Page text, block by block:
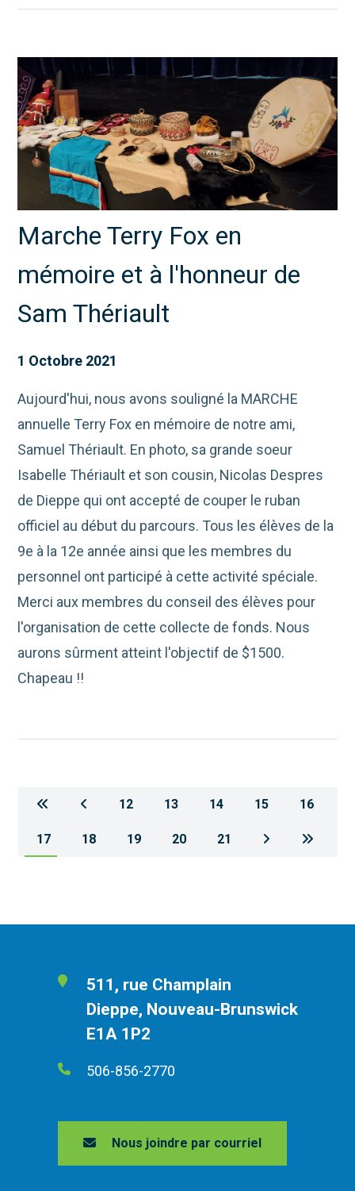
Marche Terry Fox en
mémoire et à l'honneur de
Sam Thériault
1 Octobre 2021
Aujourd'hui, nous avons souligné la MARCHE
annuelle Terry Fox en mémoire de notre ami,
Samuel Thériault. En photo, sa grande soeur
Isabelle Thériault et son cousin, Nicolas Despres
de Dieppe qui ont accepté de couper le ruban
officiel au début du parcours. Tous les élèves de la
9e à la 12e année ainsi que les membres du
personnel ont participé à cette activité spéciale.
Merci aux membres du conseil des élèves pour
l'organisation de cette collecte de fonds. Nous
aurons sûrment atteint l'objectif de $1500.
Chapeau !!
12 13 14 15 16
17 18 19 20 21
511, rue Champlain
Dieppe, Nouveau-Brunswick
E1A 1P2
506-856-2770
Nous joindre par courriel